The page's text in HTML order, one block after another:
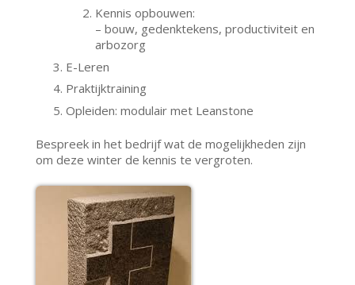
Kennis opbouwen:
– bouw, gedenktekens, productiviteit en
arbozorg
E-Leren
Praktijktraining
Opleiden: modulair met Leanstone
Bespreek in het bedrijf wat de mogelijkheden zijn
om deze winter de kennis te vergroten.